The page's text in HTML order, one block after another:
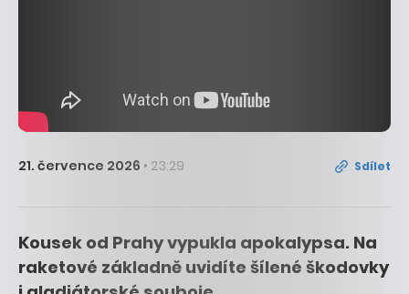
21. července 2026 • 23:29 Sdílet
Kousek od Prahy vypukla apokalypsa. Na
raketové základně uvidíte šílené škodovky